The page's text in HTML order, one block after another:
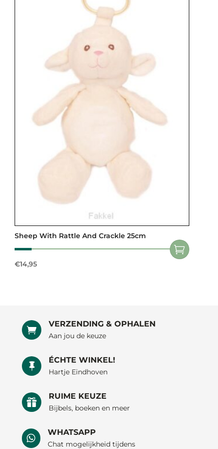
Sheep With Rattle And Crackle 25cm
€14,95

VERZENDING & OPHALEN
Aan jou de keuze

ÉCHTE WINKEL!
Hartje Eindhoven

RUIME KEUZE
Bijbels, boeken en meer

WHATSAPP
Chat mogelijkheid tijdens